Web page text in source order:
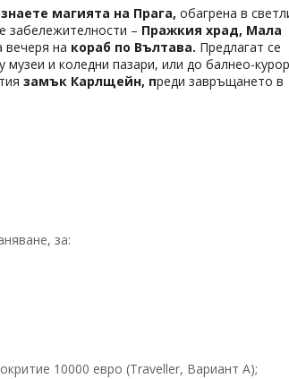
магията на Прага, обагрена в
забележителности – Пражкия храд, Мала
вечеря на кораб по Вълтава. Предлагат се
музеи и коледни пазари, или до балнео-
замък Карлщейн, преди завръщането в
за:
10000 евро (Traveller, Вариант А);